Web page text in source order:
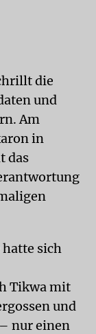
die
und
Am
in
das
sich
Tikwa mit
und
nur einen